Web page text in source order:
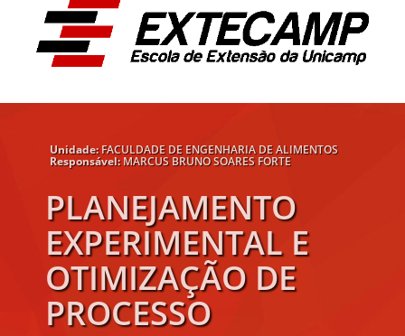
Unidade:FACULDADE DE ENGENHARIA DE ALIMENTOS
Responsável:MARCUS BRUNO SOARES FORTE
PLANEJAMENTO
EXPERIMENTAL E
OTIMIZAÇÃO DE
PROCESSO